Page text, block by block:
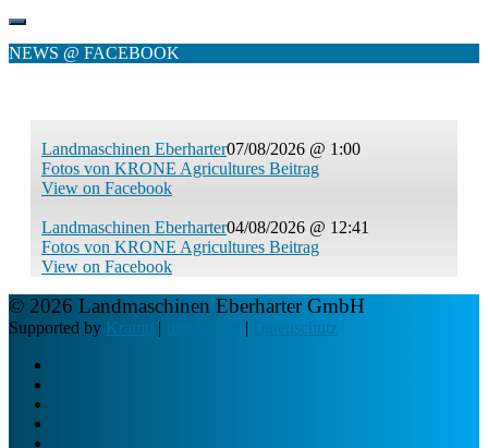
NEWS @ FACEBOOK
Landmaschinen Eberharter07/08/2026 @ 1:00
Fotos von KRONE Agricultures Beitrag
View on Facebook
Landmaschinen Eberharter04/08/2026 @ 12:41
Fotos von KRONE Agricultures Beitrag
View on Facebook
© 2026 Landmaschinen Eberharter GmbH
Supported by Kramp | | Datenschutz